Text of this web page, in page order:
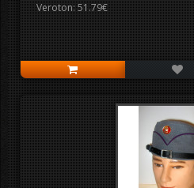
Veroton: 51.79€